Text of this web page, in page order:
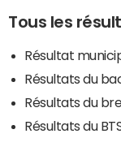
Tous les
Résultat
Résultats du
Résultats du
Résultats du